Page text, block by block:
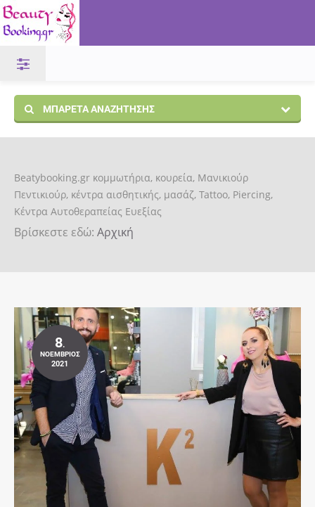
ΜΠΑΡΈΤΑ ΑΝΑΖΉΤΗΣΗΣ
Beatybooking.gr κομμωτήρια, κουρεία, Μανικιούρ
Πεντικιούρ, κέντρα αισθητικής, μασάζ, Tattoo, Piercing,
Κέντρα Αυτοθεραπείας Ευεξίας
Βρίσκεστε εδώ: Αρχική
8.
ΝΟΈΜΒΡΙΟΣ
2021